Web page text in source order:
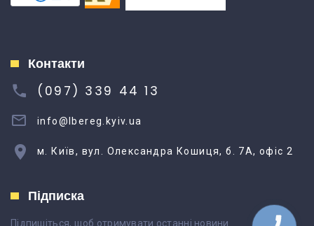
Контакти
(097) 339 44 13
info@lbereg.kyiv.ua
м. Київ, вул. Олександра Кошиця, б. 7А, офіс 2
Підписка
Підпишіться, щоб отримувати останні новини